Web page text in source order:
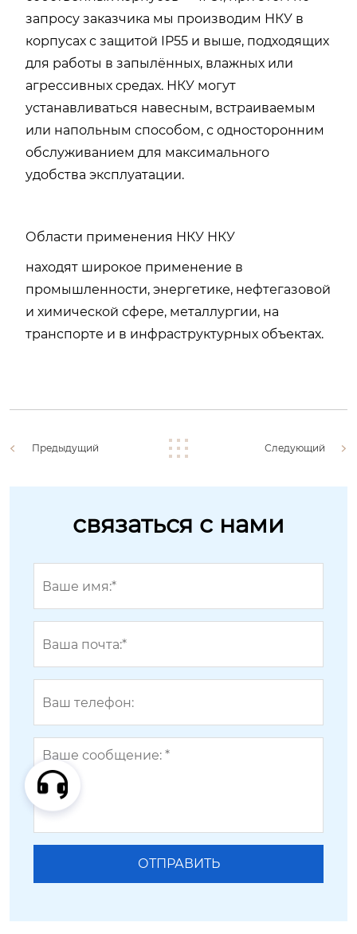
запросу заказчика мы производим НКУ в
корпусах с защитой IP55 и выше, подходящих
для работы в запылённых, влажных или
агрессивных средах. НКУ могут
устанавливаться навесным, встраиваемым
или напольным способом, с односторонним
обслуживанием для максимального
удобства эксплуатации.
Области применения НКУ НКУ
находят широкое применение в
промышленности, энергетике, нефтегазовой
и химической сфере, металлургии, на
транспорте и в инфраструктурных объектах.
Предыдущий Следующий
связаться с нами